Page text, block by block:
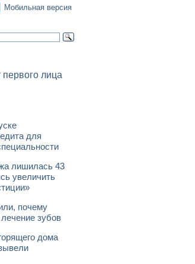
Мобильная версия
первого лица
для
лишилась 43
увеличить
почему
зубов
дома